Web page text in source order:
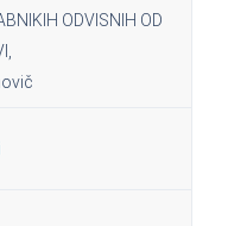
ODVISNIH OD